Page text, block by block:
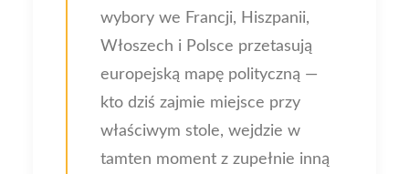
wybory we Francji, Hiszpanii,
Włoszech i Polsce przetasują
europejską mapę polityczną —
kto dziś zajmie miejsce przy
właściwym stole, wejdzie w
tamten moment z zupełnie inną